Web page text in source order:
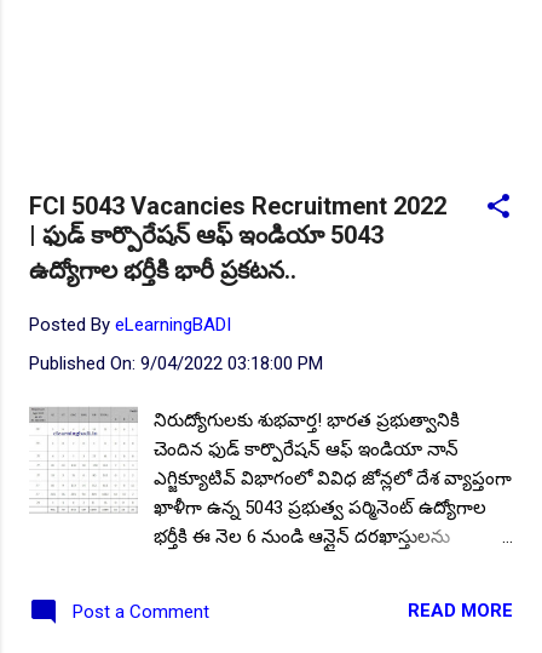
FCI 5043 Vacancies Recruitment 2022
| ఫుడ్ కార్పొరేషన్ ఆఫ్ ఇండియా 5043
ఉద్యోగాల భర్తీకి భారీ ప్రకటన..
Posted By eLearningBADI
Published On: 9/04/2022 03:18:00 PM
నిరుద్యోగులకు శుభవార్త! భారత ప్రభుత్వానికి
చెందిన ఫుడ్ కార్పొరేషన్ ఆఫ్ ఇండియా నాన్
ఎగ్జిక్యూటివ్ విభాగంలో వివిధ జోన్లలో దేశ వ్యాప్తంగా
ఖాళీగా ఉన్న 5043 ప్రభుత్వ పర్మినెంట్ ఉద్యోగాల
భర్తీకి ఈ నెల 6 నుండి ఆన్లైన్ దరఖాస్తులను
ఇంజినీరింగ్ గ్రాడ్యుయేట్ అర్హత కలిగిన భారతీయ
Post a Comment READ MORE